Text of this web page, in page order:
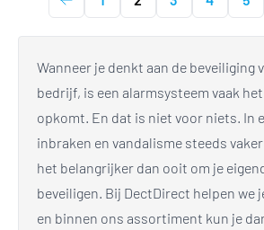
Wanneer je denkt aan de beveiliging
bedrijf, is een alarmsysteem vaak
opkomt. En dat is niet voor niets. In
inbraken en vandalisme steeds
het belangrijker dan ooit om je
beveiligen. Bij DectDirect helpen we
en binnen ons assortiment kun je